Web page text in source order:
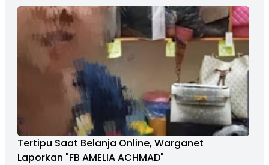
Tertipu Saat Belanja Online, Warganet
Laporkan "FB AMELIA ACHMAD"